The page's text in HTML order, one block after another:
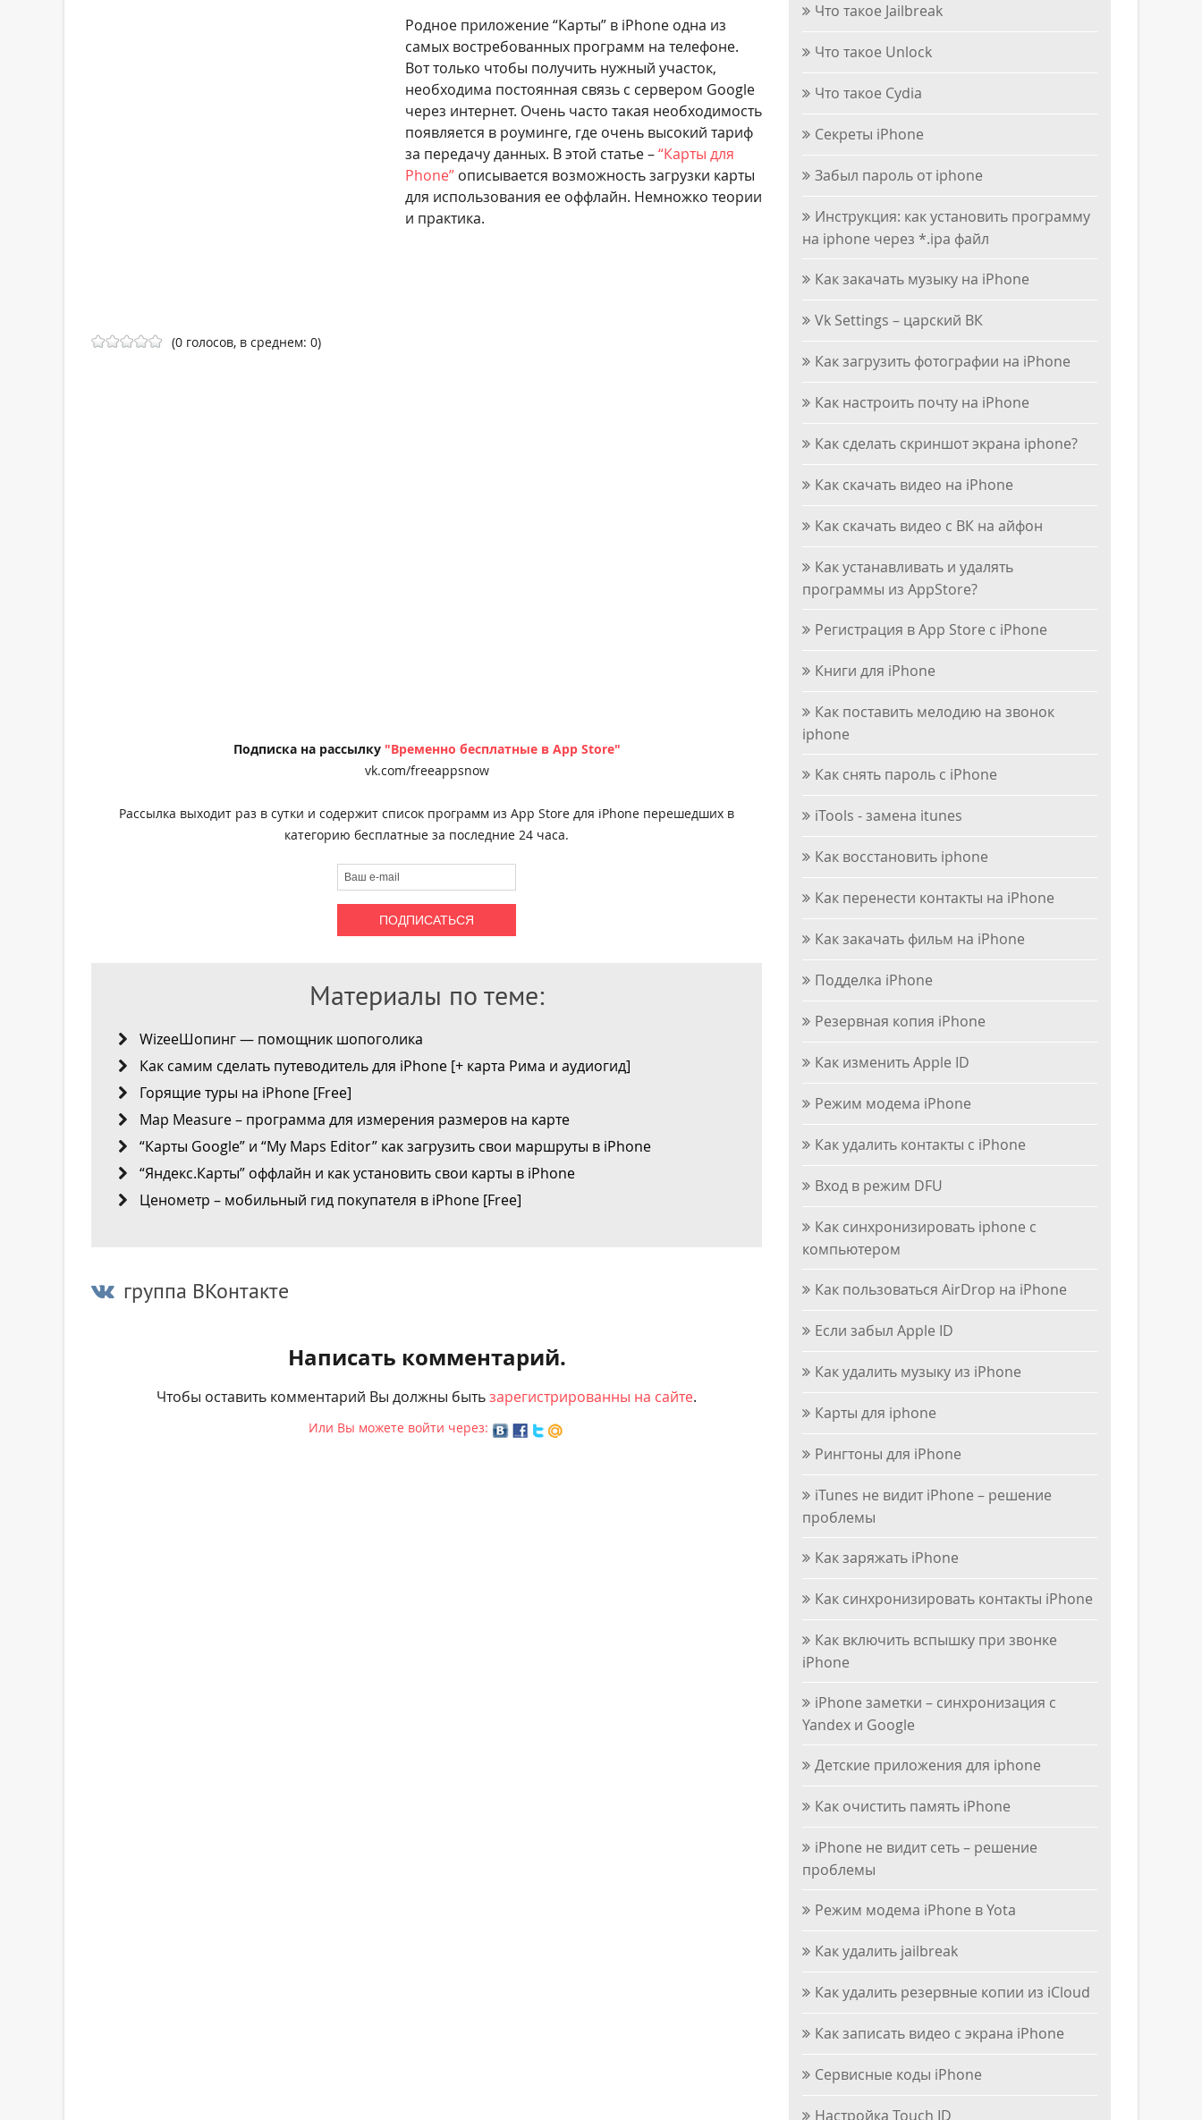
Родное приложение “Карты” в iPhone одна из
самых востребованных программ на телефоне.
Вот только чтобы получить нужный участок,
необходима постоянная связь с сервером Google
через интернет. Очень часто такая необходимость
появляется в роуминге, где очень высокий тариф
за передачу данных. В этой статье –“Карты для
Phone” описывается возможность загрузки карты
для использования ее оффлайн. Немножко теории
и практика.
(0 голосов, в среднем: 0)
Подписка на рассылку "Временно бесплатные в App Store"
vk.com/freeappsnow
Рассылка выходит раз в сутки и содержит список программ из App Store для iPhone перешедших в
категорию бесплатные за последние 24 часа.
Материалы по теме:
WizeeШопинг — помощник шопоголика
Как самим сделать путеводитель для iPhone [+ карта Рима и аудиогид]
Горящие туры на iPhone [Free]
Map Measure – программа для измерения размеров на карте
“Карты Google” и “My Maps Editor” как загрузить свои маршруты в iPhone
“Яндекс.Карты” оффлайн и как установить свои карты в iPhone
Ценометр – мобильный гид покупателя в iPhone [Free]
группа ВКонтакте
Написать комментарий.
Чтобы оставить комментарий Вы должны бытьзарегистрированны на сайте.
Или Вы можете войти через:
Что такое Jailbreak
Что такое Unlock
Что такое Cydia
Секреты iPhone
Забыл пароль от iphone
Инструкция: как установить программу
на iphone через *.ipa файл
Как закачать музыку на iPhone
Vk Settings – царский ВК
Как загрузить фотографии на iPhone
Как настроить почту на iPhone
Как сделать скриншот экрана iphone?
Как скачать видео на iPhone
Как скачать видео с ВК на айфон
Как устанавливать и удалять
программы из AppStore?
Регистрация в App Store с iPhone
Книги для iPhone
Как поставить мелодию на звонок
iphone
Как снять пароль с iPhone
iTools - замена itunes
Как восстановить iphone
Как перенести контакты на iPhone
Как закачать фильм на iPhone
Подделка iPhone
Резервная копия iPhone
Как изменить Apple ID
Режим модема iPhone
Как удалить контакты с iPhone
Вход в режим DFU
Как синхронизировать iphone с
компьютером
Как пользоваться AirDrop на iPhone
Если забыл Apple ID
Как удалить музыку из iPhone
Карты для iphone
Рингтоны для iPhone
iTunes не видит iPhone – решение
проблемы
Как заряжать iPhone
Как синхронизировать контакты iPhone
Как включить вспышку при звонке
iPhone
iPhone заметки – синхронизация с
Yandex и Google
Детские приложения для iphone
Как очистить память iPhone
iPhone не видит сеть – решение
проблемы
Режим модема iPhone в Yota
Как удалить jailbreak
Как удалить резервные копии из iCloud
Как записать видео с экрана iPhone
Сервисные коды iPhone
Настройка Touch ID